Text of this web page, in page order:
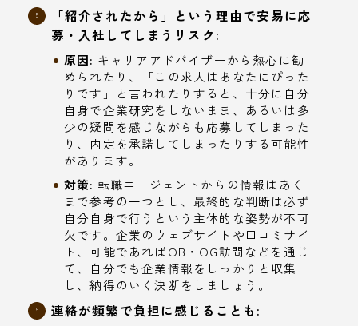
「紹介されたから」という理由で安易に応
募・入社してしまうリスク:
原因: キャリアアドバイザーから熱心に勧
められたり、「この求人はあなたにぴった
りです」と言われたりすると、十分に自分
自身で企業研究をしないまま、あるいは多
少の疑問を感じながらも応募してしまった
り、内定を承諾してしまったりする可能性
があります。
対策: 転職エージェントからの情報はあく
まで参考の一つとし、最終的な判断は必ず
自分自身で行うという主体的な姿勢が不可
欠です。企業のウェブサイトや口コミサイ
ト、可能であればOB・OG訪問などを通じ
て、自分でも企業情報をしっかりと収集
し、納得のいく決断をしましょう。
連絡が頻繁で負担に感じることも: